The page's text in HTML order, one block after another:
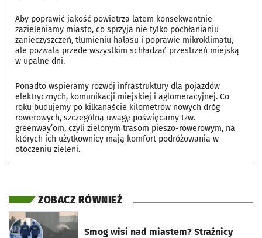
Aby poprawić jakość powietrza latem konsekwentnie
zazieleniamy miasto, co sprzyja nie tylko pochłanianiu
zanieczyszczeń, tłumieniu hałasu i poprawie mikroklimatu,
ale pozwala przede wszystkim schładzać przestrzeń miejską
w upalne dni.
Ponadto wspieramy rozwój infrastruktury dla pojazdów
elektrycznych, komunikacji miejskiej i aglomeracyjnej. Co
roku budujemy po kilkanaście kilometrów nowych dróg
rowerowych, szczególną uwagę poświęcamy tzw.
greenway’om, czyli zielonym trasom pieszo-rowerowym, na
których ich użytkownicy mają komfort podróżowania w
otoczeniu zieleni.
ZOBACZ RÓWNIEŻ
Smog wisi nad miastem? Strażnicy
otworzy się w nowej karcie